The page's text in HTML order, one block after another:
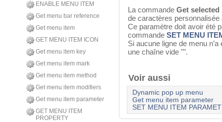
ENABLE MENU ITEM
Get menu bar reference
Get menu item
GET MENU ITEM ICON
Get menu item key
Get menu item mark
Get menu item method
Get menu item modifiers
Get menu item parameter
GET MENU ITEM
PROPERTY
La commande Get
de caractères
Ce paramètre doit avoir été
commande SET MENU
Si aucune ligne de menu
une chaîne vide "".
Voir aussi
Dynamic pop up menu
Get menu item parameter
SET MENU ITEM